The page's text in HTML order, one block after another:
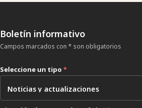
Boletín informativo
Campos marcados con * son obligatorios
Seleccione un tipo *